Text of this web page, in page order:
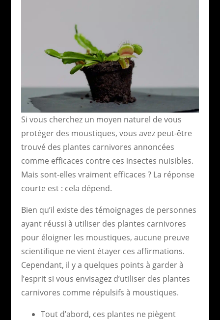
Si vous cherchez un moyen naturel de vous
protéger des moustiques, vous avez peut-être
trouvé des plantes carnivores annoncées
comme efficaces contre ces insectes nuisibles.
Mais sont-elles vraiment efficaces ? La réponse
courte est : cela dépend.
Bien qu’il existe des témoignages de personnes
ayant réussi à utiliser des plantes carnivores
pour éloigner les moustiques, aucune preuve
scientifique ne vient étayer ces affirmations.
Cependant, il y a quelques points à garder à
l’esprit si vous envisagez d’utiliser des plantes
carnivores comme répulsifs à moustiques.
Tout d’abord, ces plantes ne piègent